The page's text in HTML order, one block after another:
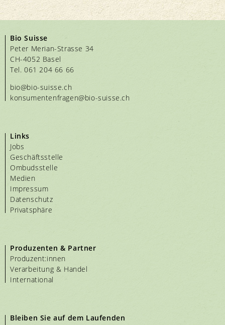
Bio Suisse
Peter Merian-Strasse 34
CH-4052 Basel
Tel. 061 204 66 66
bio@bio-suisse.ch
konsumentenfragen@bio-suisse.ch
Links
Jobs
Geschäftsstelle
Ombudsstelle
Medien
Impressum
Datenschutz
Privatsphäre
Produzenten & Partner
Produzent:innen
Verarbeitung & Handel
International
Bleiben Sie auf dem Laufenden